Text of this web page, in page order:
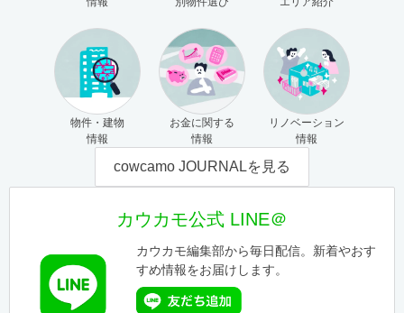
物件・建物
情報
お金に関する
情報
リノベーション
情報
cowcamo JOURNALを見る
カウカモ公式 LINE＠
カウカモ編集部から毎日配信。新着やおす
すめ情報をお届けします。